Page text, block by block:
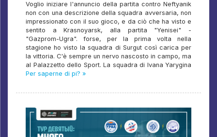
Voglio iniziare l'annuncio della partita contro Neftyanik
non con una descrizione della squadra avversaria, non
impressionato con il suo gioco, e da ciò che ha visto e
sentito a Krasnoyarsk, alla partita "Yenisei" -
"Gazprom-Ugra". forse, per la prima volta nella
stagione ho visto la squadra di Surgut così carica per
la vittoria. C'è sempre un nervo nascosto in campo, ma
al Palazzetto dello Sport. La squadra di Ivana Yarygina
Per saperne di pi? »